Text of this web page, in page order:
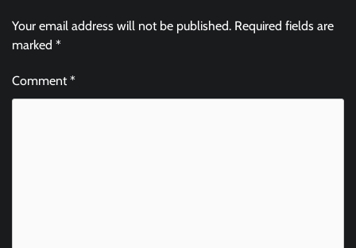
Your email address will not be published. Required fields are
marked *
Comment*